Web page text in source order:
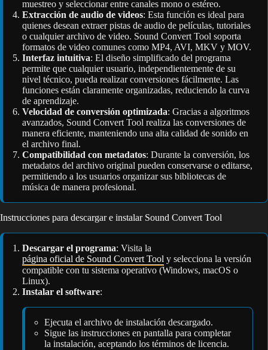
muestreo y seleccionar entre canales mono o estéreo.
Extracción de audio de videos: Esta función es ideal para
quienes desean extraer pistas de audio de películas, tutoriales
o cualquier archivo de video. Sound Convert Tool soporta
formatos de video comunes como MP4, AVI, MKV y MOV.
Interfaz intuitiva: El diseño simplificado del programa
permite que cualquier usuario, independientemente de su
nivel técnico, pueda realizar conversiones fácilmente. Las
funciones están claramente organizadas, reduciendo la curva
de aprendizaje.
Velocidad de conversión optimizada: Gracias a algoritmos
avanzados, Sound Convert Tool realiza las conversiones de
manera eficiente, manteniendo una alta calidad de sonido en
el archivo final.
Compatibilidad con metadatos: Durante la conversión, los
metadatos del archivo original pueden conservarse o editarse,
permitiendo a los usuarios organizar sus bibliotecas de
música de manera profesional.
Instrucciones para descargar e instalar Sound Convert Tool
Descargar el programa: Visita la
página oficial de Sound Convert Tool y selecciona la versión
compatible con tu sistema operativo (Windows, macOS o
Linux).
Instalar el software:
Ejecuta el archivo de instalación descargado.
Sigue las instrucciones en pantalla para completar
la instalación, aceptando los términos de licencia.